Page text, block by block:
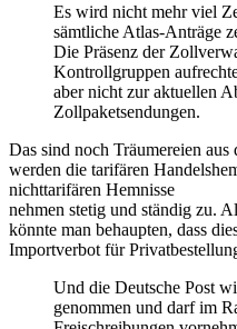
Es wird nicht mehr viel
sämtliche Atlas-Anträge
Die Präsenz der
Kontrollgruppen
aber nicht zur aktuellen
Zollpaketsendungen.
Das sind noch Träumereien
werden die tarifären
nichttarifären Hemnisse
nehmen stetig und ständig zu.
könnte man behaupten, dass
Importverbot für
Und die Deutsche Post
genommen und darf im